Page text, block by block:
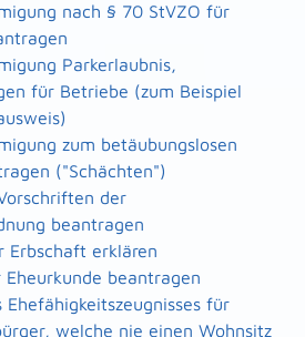
nach § 70 StVZO für
Parkerlaubnis,
für Betriebe (zum Beispiel
zum betäubungslosen
("Schächten")
der
beantragen
Erbschaft erklären
Eheurkunde beantragen
Ehefähigkeitszeugnisses für
welche nie einen Wohnsitz